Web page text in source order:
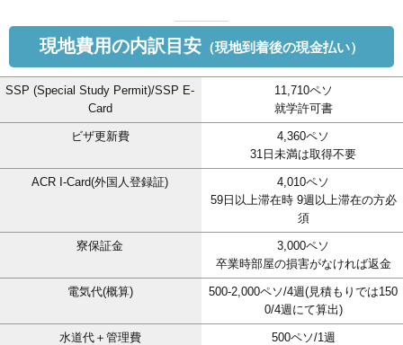
現地費用の内訳目安 （現地到着後の現金払い）
SSP (Special Study Permit)/SSP E-
Card
11,710ペソ
就学許可書
ビザ更新費
4,360ペソ
31日未満は取得不要
ACR I-Card(外国人登録証)
4,010ペソ
59日以上滞在時 9週以上滞在の方必
須
寮保証金
3,000ペソ
卒業時部屋の損害がなければ返金
電気代(概算)
500-2,000ペソ/4週(見積もりでは150
0/4週にて算出)
水道代＋管理費 500ペソ/1週